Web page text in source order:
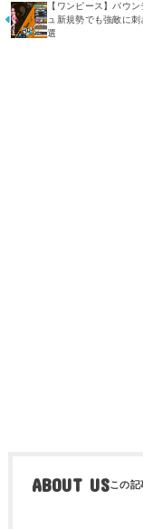
【ワンピース】バウ
ュ新規勢でも強敵に刺
選
ABOUT US